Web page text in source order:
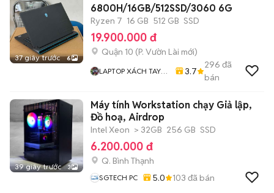
37 giây trước 6
6800H/16GB/512SSD/3060 6G
Ryzen 7 16 GB 512 GB SSD
19.900.000 đ
Quận 10 (P. Vườn Lài mới)
LAPTOP XÁCH TAY
3.7
296 đã
bán
39 giây trước 3
Máy tính Workstation chạy Giả lập,
Đồ hoạ, Airdrop
Intel Xeon > 32GB 256 GB SSD
6.200.000 đ
Q. Bình Thạnh
SGTECH PC 5.0 103 đã bán